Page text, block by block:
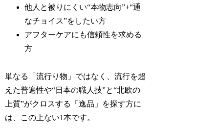
他人と被りにくい“本物志向”+“通
なチョイス”をしたい方
アフターケアにも信頼性を求める
方
単なる「流行り物」ではなく、流行を超
えた普遍性や“日本の職人技”と“北欧の
上質”がクロスする「逸品」を探す方に
は、この上ない1本です。